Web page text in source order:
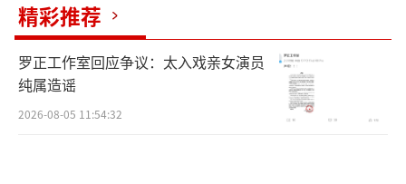
精彩推荐
罗正工作室回应争议：太入戏亲女演员
纯属造谣
2026-08-05 11:54:32